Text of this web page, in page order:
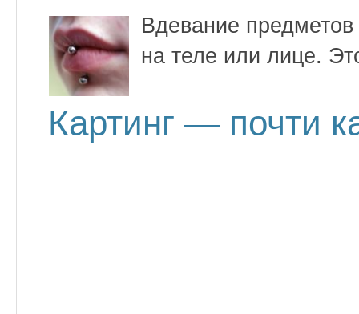
Вдевание
на теле или лице.
Картинг — почти